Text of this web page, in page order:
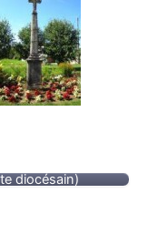
diocésain)